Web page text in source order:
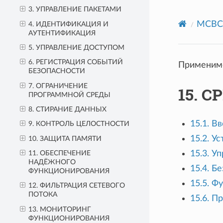
3. УПРАВЛЕНИЕ ПАКЕТАМИ
4. ИДЕНТИФИКАЦИЯ И
АУТЕНТИФИКАЦИЯ
5. УПРАВЛЕНИЕ ДОСТУПОМ
6. РЕГИСТРАЦИЯ СОБЫТИЙ
БЕЗОПАСНОСТИ
7. ОГРАНИЧЕНИЕ
ПРОГРАММНОЙ СРЕДЫ
8. СТИРАНИЕ ДАННЫХ
9. КОНТРОЛЬ ЦЕЛОСТНОСТИ
10. ЗАЩИТА ПАМЯТИ
11. ОБЕСПЕЧЕНИЕ
НАДЁЖНОГО
ФУНКЦИОНИРОВАНИЯ
12. ФИЛЬТРАЦИЯ СЕТЕВОГО
ПОТОКА
13. МОНИТОРИНГ
ФУНКЦИОНИРОВАНИЯ
15.
15.1.
15.2.
15.3.
15.4.
15.5.
15.6.